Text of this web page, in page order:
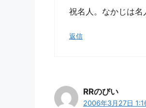
祝名人。なかじは名
返信
RRのびい
2006年3月27日